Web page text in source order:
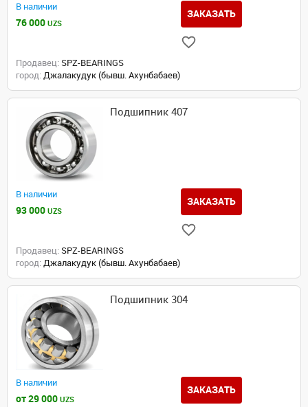
В наличии
76 000 UZS
ЗАКАЗАТЬ
Продавец: SPZ-BEARINGS
город: Джалакудук (бывш. Ахунбабаев)
Подшипник 407
В наличии
93 000 UZS
ЗАКАЗАТЬ
Продавец: SPZ-BEARINGS
город: Джалакудук (бывш. Ахунбабаев)
Подшипник 304
В наличии
от 29 000 UZS
ЗАКАЗАТЬ